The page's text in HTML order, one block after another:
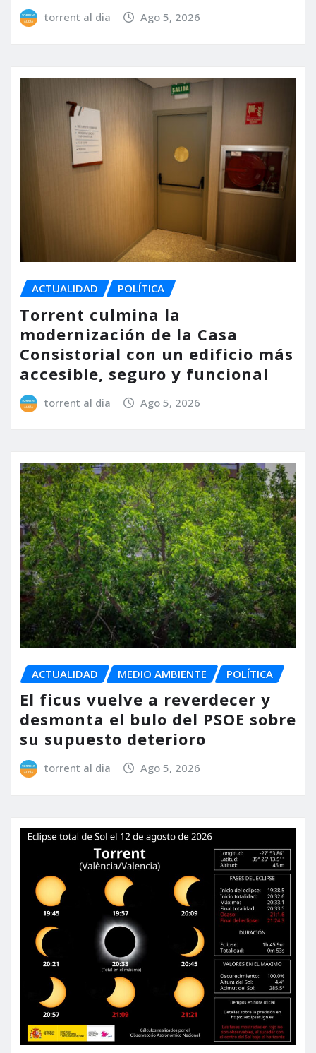
torrent al dia Ago 5, 2026
ACTUALIDAD POLÍTICA
Torrent culmina la
modernización de la Casa
Consistorial con un edificio más
accesible, seguro y funcional
torrent al dia Ago 5, 2026
ACTUALIDAD MEDIO AMBIENTE POLÍTICA
El ficus vuelve a reverdecer y
desmonta el bulo del PSOE sobre
su supuesto deterioro
torrent al dia Ago 5, 2026